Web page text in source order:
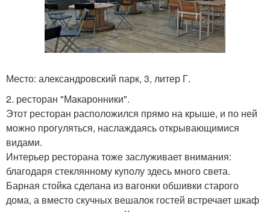
Место: александровский парк, 3, литер Г.
2. ресторан "Макаронники".
Этот ресторан расположился прямо на крыше, и по ней
можно прогуляться, наслаждаясь открывающимися
видами.
Интерьер ресторана тоже заслуживает внимания:
благодаря стеклянному куполу здесь много света.
Барная стойка сделана из вагонки обшивки старого
дома, а вместо скучных вешалок гостей встречает шкаф